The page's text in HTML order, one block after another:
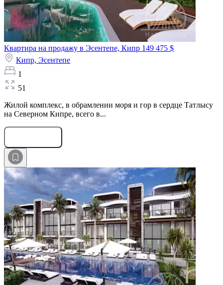
Квартира на продажу в Эсентепе, Кипр 149 475 $
Кипр, Эсентепе
1
51
Жилой комплекс, в обрамлении моря и гор в сердце Татлысу
на Северном Кипре, всего в...